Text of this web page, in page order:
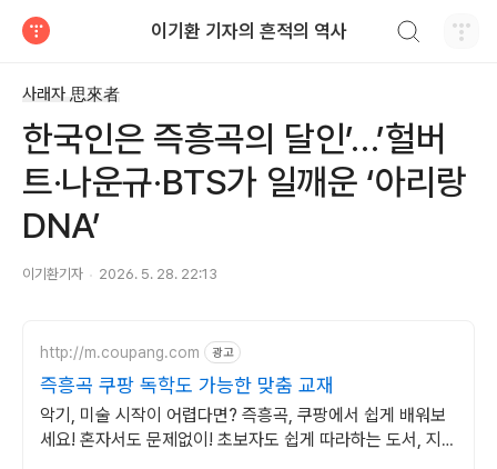
이기환 기자의 흔적의 역사
사래자 思來者
한국인은 즉흥곡의 달인’…’헐버
트·나운규·BTS가 일깨운 ‘아리랑
DNA’
이기환기자 2026. 5. 28. 22:13
http://m.coupang.com 광고
즉흥곡 쿠팡 독학도 가능한 맞춤 교재
악기, 미술 시작이 어렵다면? 즉흥곡, 쿠팡에서 쉽게 배워보
세요! 혼자서도 문제없이! 초보자도 쉽게 따라하는 도서, 지금